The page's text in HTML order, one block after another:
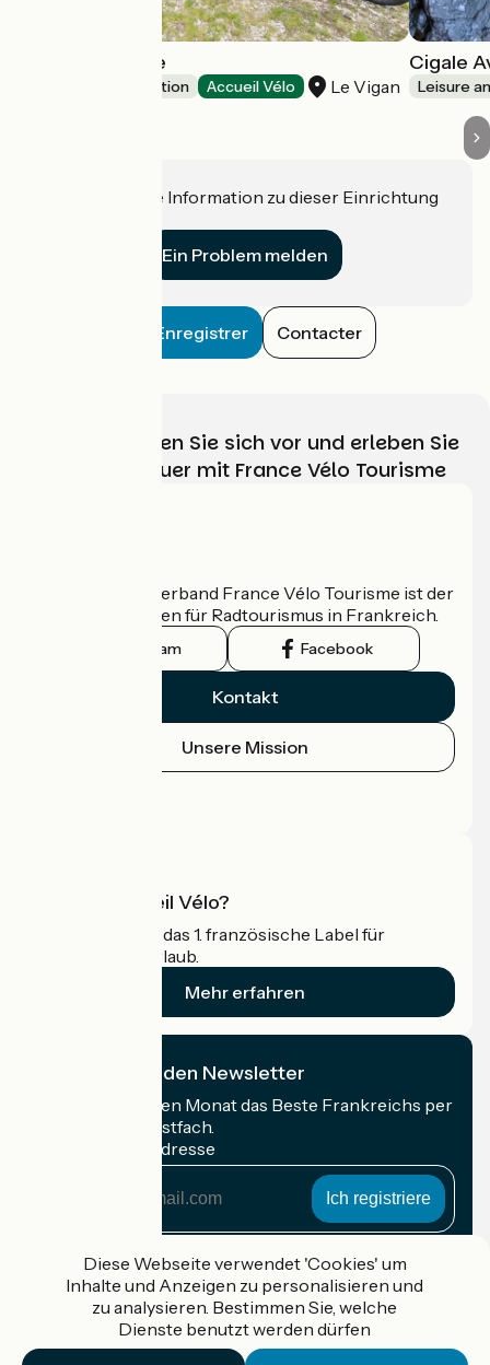
Cigale Aventure
Leisure and recreation Accueil Vélo Le Vigan
Cigale
Leisure
Haben Sie eine Information zu dieser Einrichtung
Ein Problem melden
Enregistrer Contacter
Wählen, bereiten Sie sich vor und erleben Sie
Ihr Radabenteuer mit France Vélo Tourisme
Der nationale Verband France Vélo Tourisme ist der
offizielle Leitfaden für Radtourismus in Frankreich.
Instagram Facebook
Kontakt
Unsere Mission
Was ist Accueil Vélo?
Accueil Vélo ist das 1. französische Label für
Radfahrer im Urlaub.
Mehr erfahren
Ich abonniere den Newsletter
Erhalten Sie jeden Monat das Beste Frankreichs per
Rad in Ihrem Postfach.
Meine E-Mail-Adresse
Adresse
Gefördert im Rahmen von Destination France
Diese Webseite verwendet 'Cookies' um
Inhalte und Anzeigen zu personalisieren und
zu analysieren. Bestimmen Sie, welche
Dienste benutzt werden dürfen